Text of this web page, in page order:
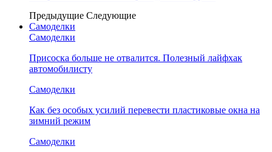
Предыдущие Следующие
Самоделки
Самоделки
Присоска больше не отвалится. Полезный лайфхак
автомобилисту
Самоделки
Как без особых усилий перевести пластиковые окна на
зимний режим
Самоделки